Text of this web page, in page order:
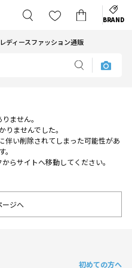
BRAND
ディースファッション通販
ません。
りませんでした。
伴い削除されてしまった可能性があ
。
らサイトへ移動してください。
ージへ
初めての方へ